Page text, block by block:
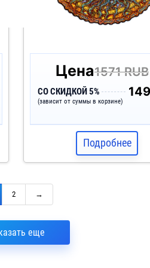
Цена1571 RUB
СО СКИДКОЙ 5%
(зависит от суммы в корзине)
Подробнее
2 →
еще